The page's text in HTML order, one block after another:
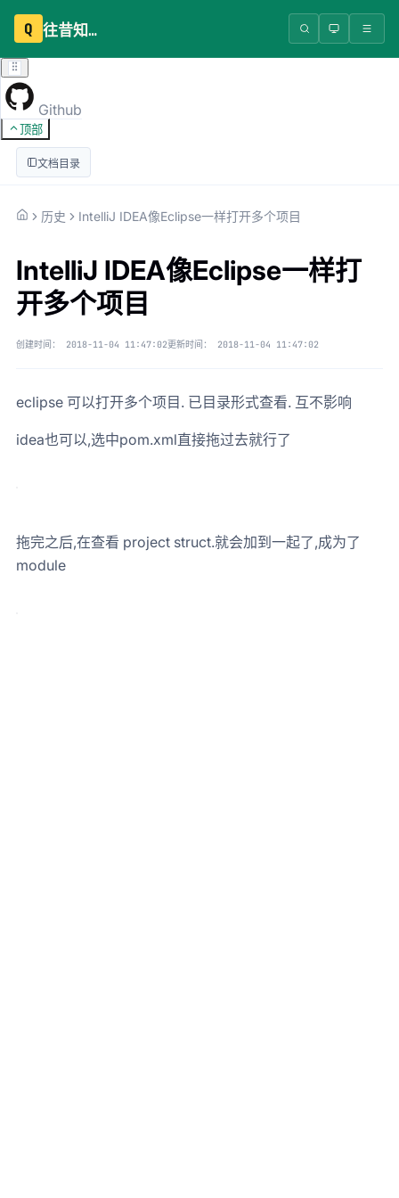
Q 往昔知识库
Github
顶部
文档目录
历史 IntelliJ IDEA像Eclipse一样打开多个项目
IntelliJ IDEA像Eclipse一样打
开多个项目
创建时间： 2018-11-04 11:47:02更新时间： 2018-11-04 11:47:02
eclipse 可以打开多个项目. 已目录形式查看. 互不影响
idea也可以,选中pom.xml直接拖过去就行了
拖完之后,在查看 project struct.就会加到一起了,成为了
module